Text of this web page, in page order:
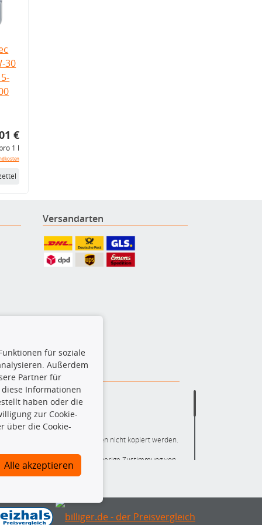
30
€
1 l
Versandarten
die gesamte Datenbank dürfen nicht kopiert werden.
gesamte Datenbank ohne vorherige Zustimmung von
oder diese Handlungen durch Dritte ausführen zu
identifizierte Ersatzteil auch tatsächlich dem
für soziale
Außerdem
Partner für
Informationen
haben oder die
zur Cookie-
über die Cookie-
Alle akzeptieren